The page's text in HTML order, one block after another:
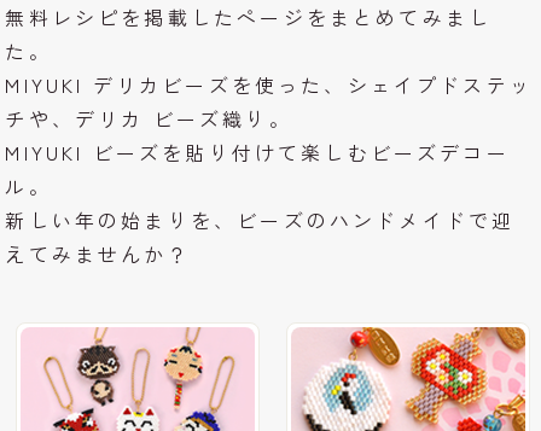
無料レシピを掲載したページをまとめてみまし
た。
MIYUKI デリカビーズを使った、シェイプドステッ
チや、デリカ ビーズ織り。
MIYUKI ビーズを貼り付けて楽しむビーズデコー
ル。
新しい年の始まりを、ビーズのハンドメイドで迎
えてみませんか？